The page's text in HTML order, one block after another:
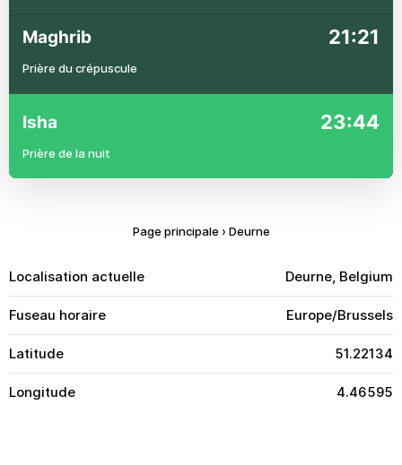
Maghrib 21:21
Prière du crépuscule
Isha 23:44
Prière de la nuit
Page principale › Deurne
Localisation actuelle Deurne, Belgium
Fuseau horaire Europe/Brussels
Latitude 51.22134
Longitude 4.46595